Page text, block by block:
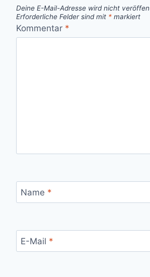
Deine E-Mail-Adresse wird nicht
Erforderliche Felder sind mit * markiert
Kommentar *
Name *
E-Mail *